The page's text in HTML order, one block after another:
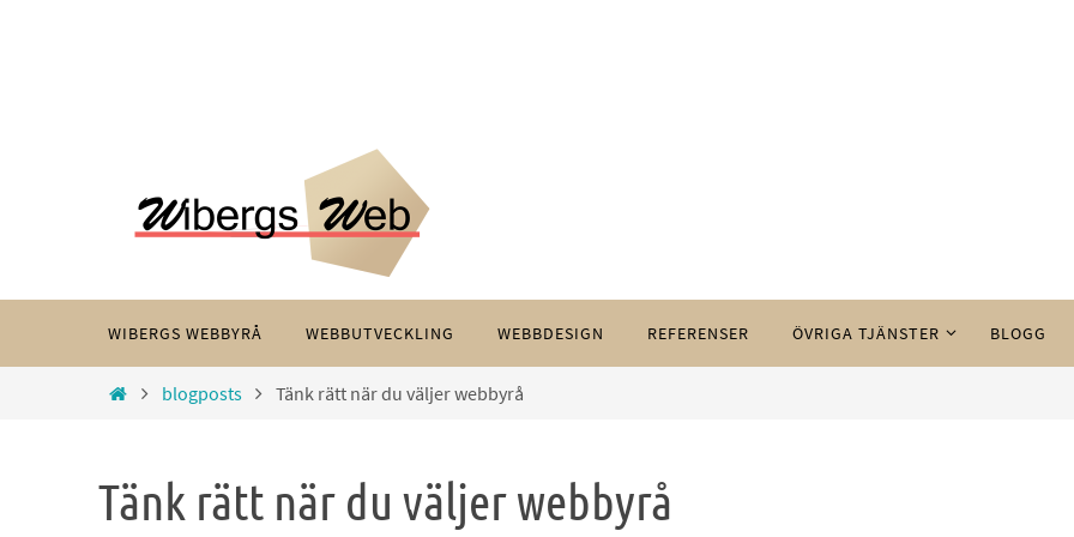
innehållet
WIBERGS WEBBYRÅ WEBBUTVECKLING WEBBDESIGN REFERENSER ÖVRIGA TJÄNSTER BLOGG
Homeblogposts Tänk rätt när du väljer webbyrå
Tänk rätt när du väljer webbyrå